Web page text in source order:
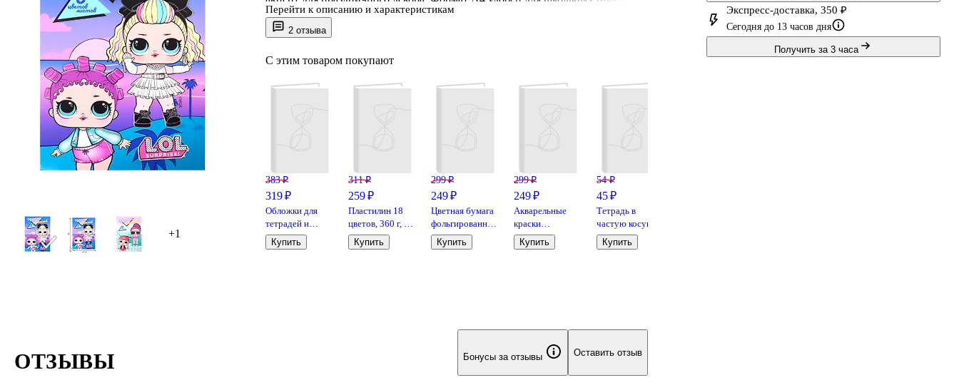
+1
2 отзыва
и распечатанных шаблонов. Набор упакован в картонную папку с героинями
LOL: листы аккуратно хранятся и не мнутся в рюкзаке.
Перейти к описанию и характеристикам
С этим товаром покупают
383 ₽
319 ₽
Обложки для
тетрадей и
дневников, 100
мкм, 209х350
Купить
311 ₽
259 ₽
Пластилин 18
цветов, 360 г, Art
idea
Купить
299 ₽
249 ₽
Цветная бумага
фольгированная
7 цветов 7
листов А4,
Купить
299 ₽
249 ₽
Акварельные
краски
«Мультики» 12
цветов, Гамма
Купить
54 ₽
45 ₽
Тетрадь в
частую косую
линейку Listoff
«Классическая
Купить
Экспресс-доставка, 350 ₽
Сегодня до 13 часов дня
Получить за 3 часа
ОТЗЫВЫ Бонусы за отзывы Оставить отзыв